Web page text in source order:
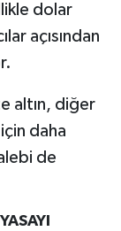
dolar
açısından
altın, diğer
daha
de